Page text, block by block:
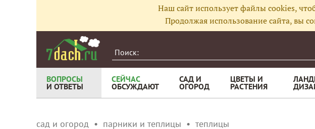
Наш сайт использует файлы cookies,
Продолжая использование сайта, вы
ВОПРОСЫ
И ОТВЕТЫ
СЕЙЧАС
ОБСУЖДАЮТ
САД И
ОГОРОД
ЦВЕТЫ И
РАСТЕНИЯ
сад и огород парники и теплицы теплицы